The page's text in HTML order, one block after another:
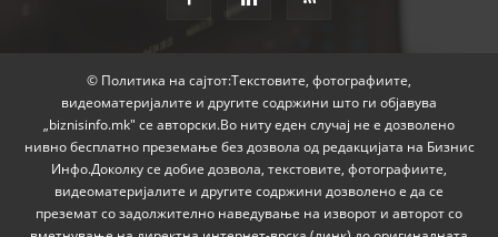
© Политика на сајтот:Текстовите, фотографиите,
видеоматеријалите и другите содржини што ги објавува
„biznisinfo.mk" се авторски.Во ниту еден случај не е дозволено
нивно бесплатно преземање без дозвола од редакцијата на Бизнис
Инфо.Доколку се добие дозвола, текстовите, фотографиите,
видеоматеријалите и другите содржини дозволено е да се
преземат со задолжително наведување на изворот и авторот со